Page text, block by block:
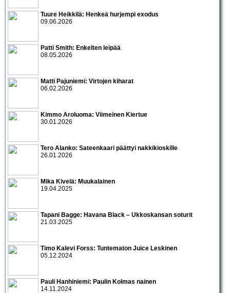
Tuure Heikkilä: Henkeä hurjempi exodus
09.06.2026
Patti Smith: Enkelten leipää
08.05.2026
Matti Pajuniemi: Virtojen kiharat
06.02.2026
Kimmo Aroluoma: Viimeinen Kiertue
30.01.2026
Tero Alanko: Sateenkaari päättyi nakkikioskille
26.01.2026
Mika Kivelä: Muukalainen
19.04.2025
Tapani Bagge: Havana Black – Ukkoskansan soturit
21.03.2025
Timo Kalevi Forss: Tuntematon Juice Leskinen
05.12.2024
Pauli Hanhiniemi: Paulin Kolmas nainen
14.11.2024